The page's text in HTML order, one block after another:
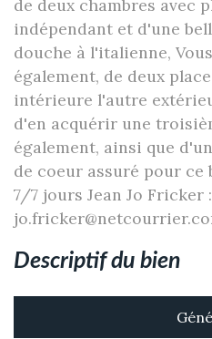
de deux chambres avec
indépendant et d'une
douche à l'italienne,
également, de deux
intérieure l'autre
d'en acquérir une
également, ainsi que
de coeur assuré pour
7/7 jours Jean Jo Fricker
descriptif du bien